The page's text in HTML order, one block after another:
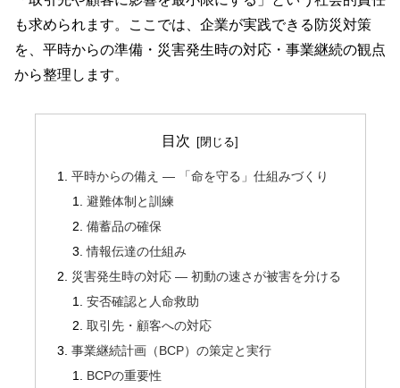
も求められます。ここでは、企業が実践できる防災対策
を、平時からの準備・災害発生時の対応・事業継続の観点
から整理します。
目次
平時からの備え ― 「命を守る」仕組みづくり
避難体制と訓練
備蓄品の確保
情報伝達の仕組み
災害発生時の対応 ― 初動の速さが被害を分ける
安否確認と人命救助
取引先・顧客への対応
事業継続計画（BCP）の策定と実行
BCPの重要性